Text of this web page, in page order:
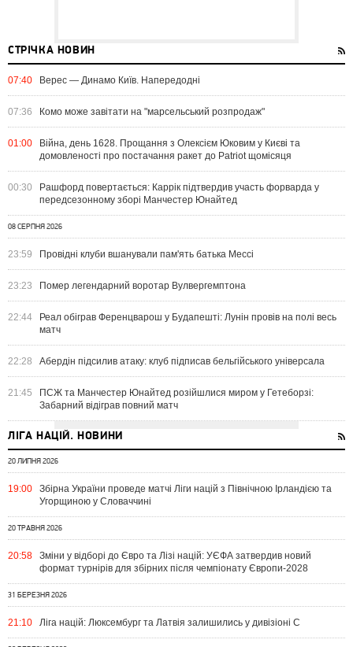
СТРІЧКА НОВИН
07:40 Верес — Динамо Київ. Напередодні
07:36 Комо може завітати на "марсельський розпродаж"
01:00
Війна, день 1628. Прощання з Олексієм Юковим у Києві та
домовленості про постачання ракет до Patriot щомісяця
00:30
Рашфорд повертається: Каррік підтвердив участь форварда у
передсезонному зборі Манчестер Юнайтед
08 СЕРПНЯ 2026
23:59 Провідні клуби вшанували пам'ять батька Мессі
23:23 Помер легендарний воротар Вулвергемптона
22:44
Реал обіграв Ференцварош у Будапешті: Лунін провів на полі весь
матч
22:28 Абердін підсилив атаку: клуб підписав бельгійського універсала
21:45
ПСЖ та Манчестер Юнайтед розійшлися миром у Гетеборзі:
Забарний відіграв повний матч
ЛІГА НАЦІЙ. НОВИНИ
20 ЛИПНЯ 2026
19:00
Збірна України проведе матчі Ліги націй з Північною Ірландією та
Угорщиною у Словаччині
20 ТРАВНЯ 2026
20:58
Зміни у відборі до Євро та Лізі націй: УЄФА затвердив новий
формат турнірів для збірних після чемпіонату Європи-2028
31 БЕРЕЗНЯ 2026
21:10 Ліга націй: Люксембург та Латвія залишились у дивізіоні С